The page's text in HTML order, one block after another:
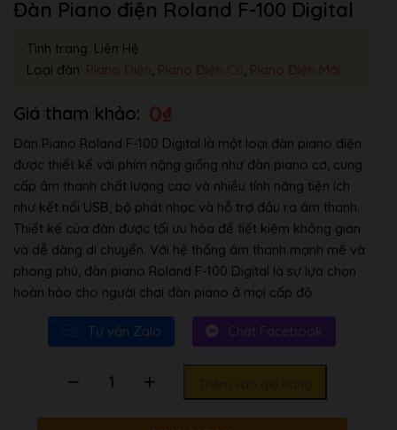
Đàn Piano điện Roland F-100 Digital
Tình trang: Liên Hệ
Loại đàn: Piano Điện, Piano Điện Cũ, Piano Điện Mới
0₫
Đàn Piano Roland F-100 Digital là một loại đàn piano điện
được thiết kế với phím nặng giống như đàn piano cơ, cung
cấp âm thanh chất lượng cao và nhiều tính năng tiện ích
như kết nối USB, bộ phát nhạc và hỗ trợ đầu ra âm thanh.
Thiết kế của đàn được tối ưu hóa để tiết kiệm không gian
và dễ dàng di chuyển. Với hệ thống âm thanh mạnh mẽ và
phong phú, đàn piano Roland F-100 Digital là sự lựa chọn
hoàn hảo cho người chơi đàn piano ở mọi cấp độ.
Tư vấn Zalo Chat Facebook